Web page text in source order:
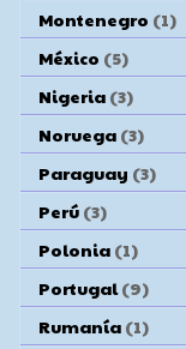
Montenegro (1)
México (5)
Nigeria (3)
Noruega (3)
Paraguay (3)
Perú (3)
Polonia (1)
Portugal (9)
Rumanía (1)